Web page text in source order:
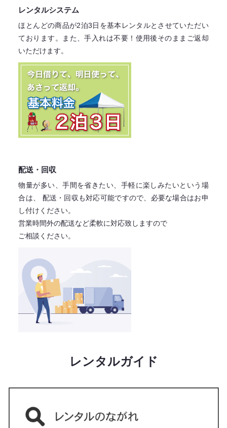
レンタルシステム
ほとんどの商品が2泊3日を基本レンタルとさせていただい
ております。
また、手入れは不要！ 使用後そのままご返却
いただけます。
配送・回収
物量が多い、手間を省きたい、手軽に楽しみたいという場
合は、
配送・回収も対応可能ですので、必要な場合はお申
し付けください。
営業時間外の配送など柔軟に対応致しますので
ご相談ください。
レンタルガイド